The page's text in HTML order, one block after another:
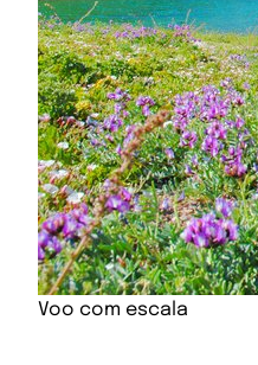
Voo com escala